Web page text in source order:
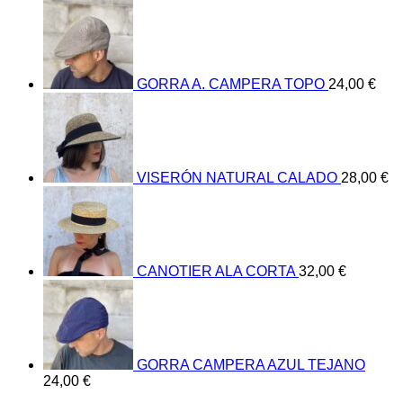
GORRA A. CAMPERA TOPO 24,00 €
VISERÓN NATURAL CALADO 28,00 €
CANOTIER ALA CORTA 32,00 €
GORRA CAMPERA AZUL TEJANO
24,00 €